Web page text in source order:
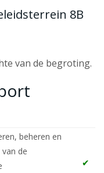
8B
van de begroting.
beheren en
de